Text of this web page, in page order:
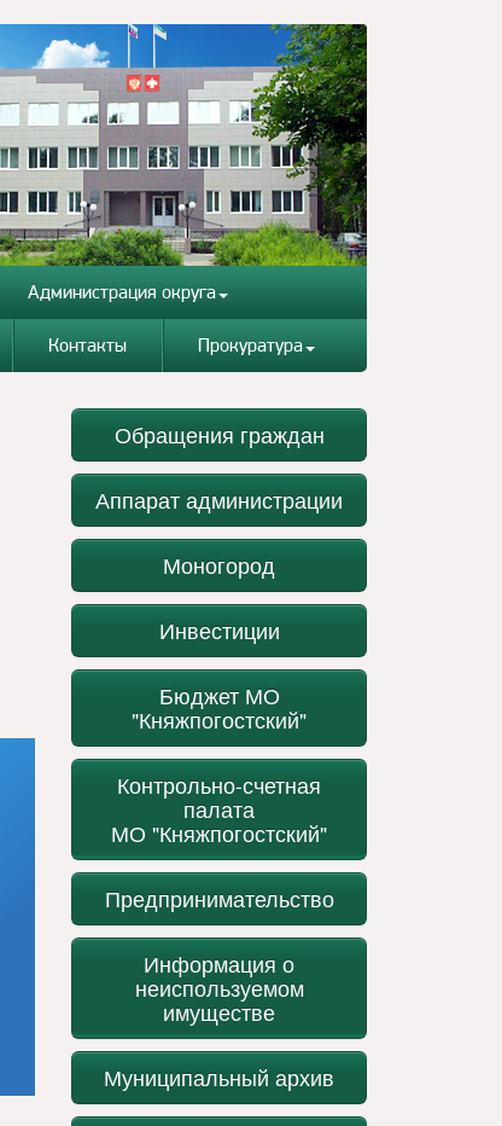
Администрация округа
Контакты Прокуратура
Обращения граждан
Аппарат администрации
Моногород
Инвестиции
Бюджет МО
"Княжпогостский"
Контрольно-счетная
палата
МО "Княжпогостский"
Предпринимательство
Информация о
неиспользуемом
имуществе
Муниципальный архив